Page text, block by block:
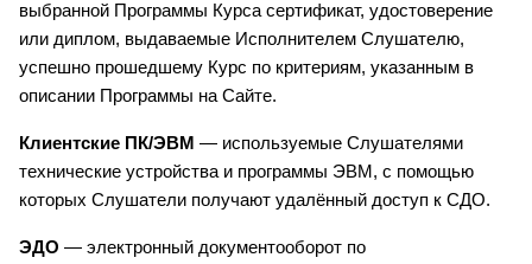
выбранной Программы Курса сертификат, удостоверение
или диплом, выдаваемые Исполнителем Слушателю,
успешно прошедшему Курс по критериям, указанным в
описании Программы на Сайте.
Клиентские ПК/ЭВМ — используемые Слушателями
технические устройства и программы ЭВМ, с помощью
которых Слушатели получают удалённый доступ к СДО.
ЭДО — электронный документооборот по